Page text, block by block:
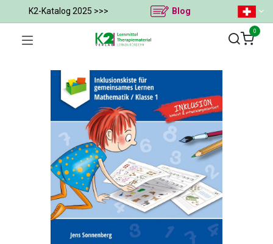
K2-Katalog 2025 >>> Blog
0